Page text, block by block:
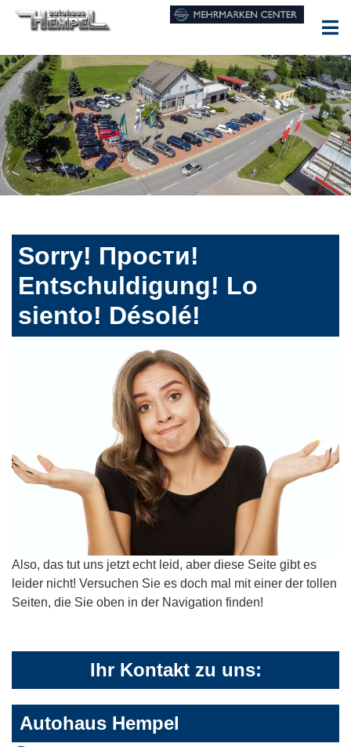
Sorry! Прости!
Entschuldigung! Lo
siento! Désolé!
Also, das tut uns jetzt echt leid, aber diese Seite gibt es
leider nicht! Versuchen Sie es doch mal mit einer der tollen
Seiten, die Sie oben in der Navigation finden!
Ihr Kontakt zu uns:
Autohaus Hempel